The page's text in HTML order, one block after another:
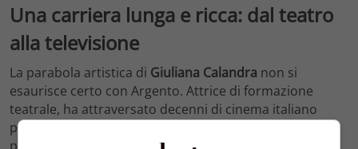
Una carriera lunga e ricca: dal teatro
alla televisione
La parabola artistica di Giuliana Calandra non si
esaurisce certo con Argento. Attrice di formazione
teatrale, ha attraversato decenni di cinema italiano
portando la sua presenza discreta ma efficace in